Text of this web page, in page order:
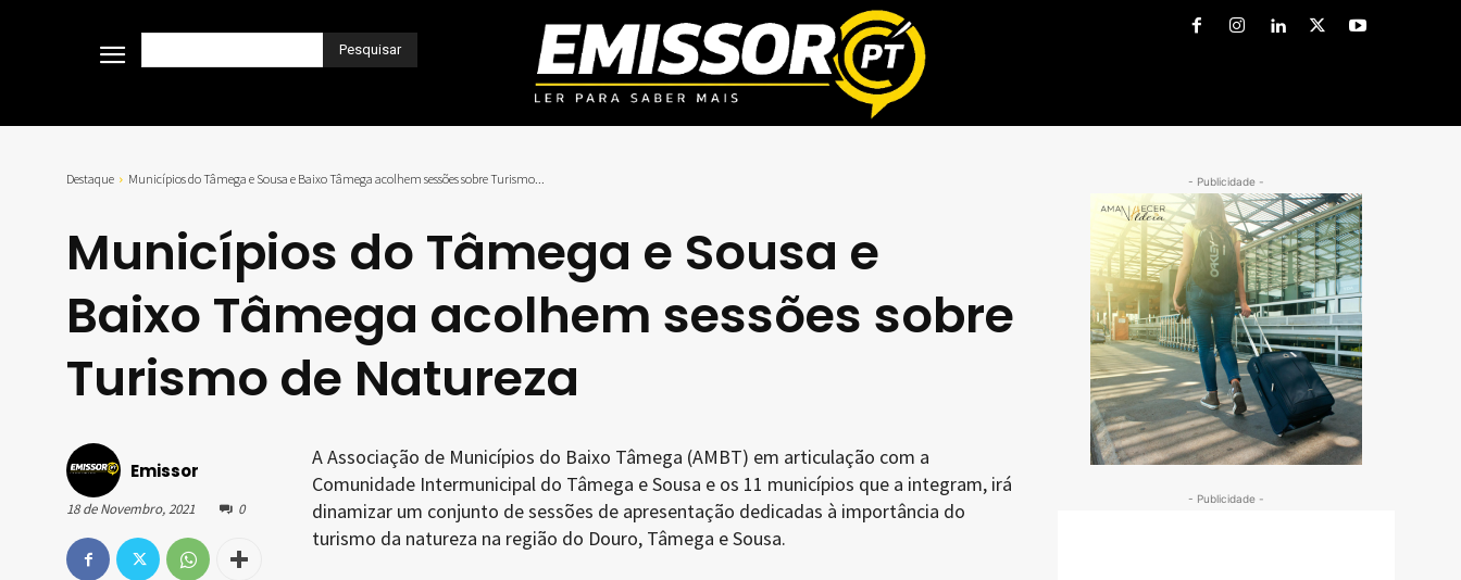
Pesquisar
Destaque Municípios do Tâmega e Sousa e Baixo Tâmega acolhem sessões sobre Turismo...
Municípios do Tâmega e Sousa e
Baixo Tâmega acolhem sessões sobre
Turismo de Natureza
Emissor
18 de Novembro, 2021 0
A Associação de Municípios do Baixo Tâmega (AMBT) em articulação com a
Comunidade Intermunicipal do Tâmega e Sousa e os 11 municípios que a integram, irá
dinamizar um conjunto de sessões de apresentação dedicadas à importância do
turismo da natureza na região do Douro, Tâmega e Sousa.
- Publicidade -
- Publicidade -